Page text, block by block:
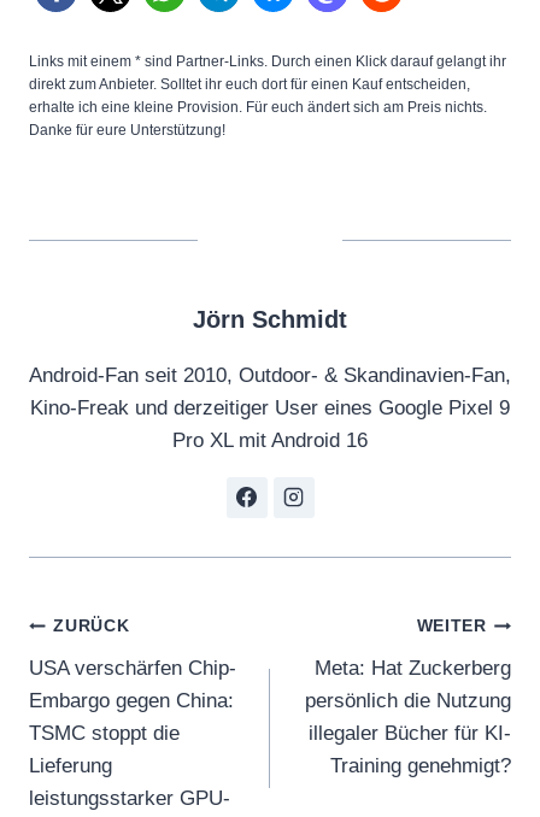
Links mit einem * sind Partner-Links. Durch einen Klick darauf gelangt ihr
direkt zum Anbieter. Solltet ihr euch dort für einen Kauf entscheiden,
erhalte ich eine kleine Provision. Für euch ändert sich am Preis nichts.
Danke für eure Unterstützung!
Jörn Schmidt
Android-Fan seit 2010, Outdoor- & Skandinavien-Fan,
Kino-Freak und derzeitiger User eines Google Pixel 9
Pro XL mit Android 16
Beitragsnavigation
ZURÜCK
USA verschärfen Chip-
Embargo gegen China:
TSMC stoppt die
Lieferung
leistungsstarker GPU-
WEITER
Meta: Hat Zuckerberg
persönlich die Nutzung
illegaler Bücher für KI-
Training genehmigt?